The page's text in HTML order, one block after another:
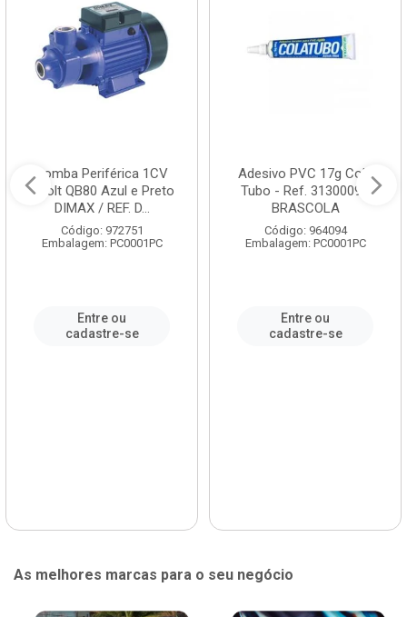
Bomba Periférica 1CV
Bivolt QB80 Azul e Preto
DIMAX / REF. D...
Código: 972751
Embalagem: PC0001PC
Entre ou
cadastre-se
Adesivo PVC 17g Cola
Tubo - Ref. 3130009 -
BRASCOLA
Código: 964094
Embalagem: PC0001PC
Entre ou
cadastre-se
As melhores marcas para o seu negócio